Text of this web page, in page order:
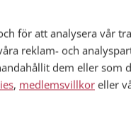
Bli
Jag är en:
för att analysera vår
reklam- och
dem eller som
, medlemsvillkor eller